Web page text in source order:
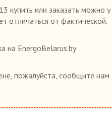
купить или заказать можно у
отличаться от фактической.
на EnergoBelarus.by
пожалуйста, сообщите нам